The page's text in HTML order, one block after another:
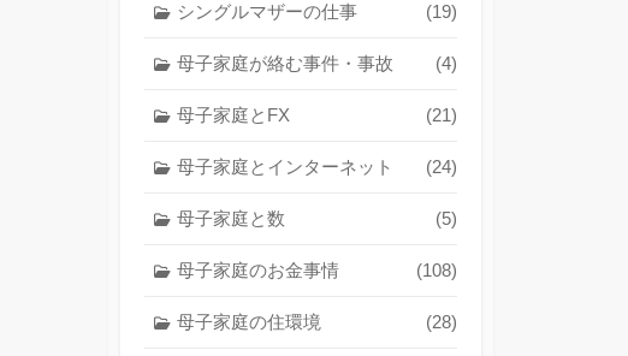
シングルマザーの仕事 (19)
母子家庭が絡む事件・事故 (4)
母子家庭とFX (21)
母子家庭とインターネット (24)
母子家庭と数 (5)
母子家庭のお金事情 (108)
母子家庭の住環境 (28)